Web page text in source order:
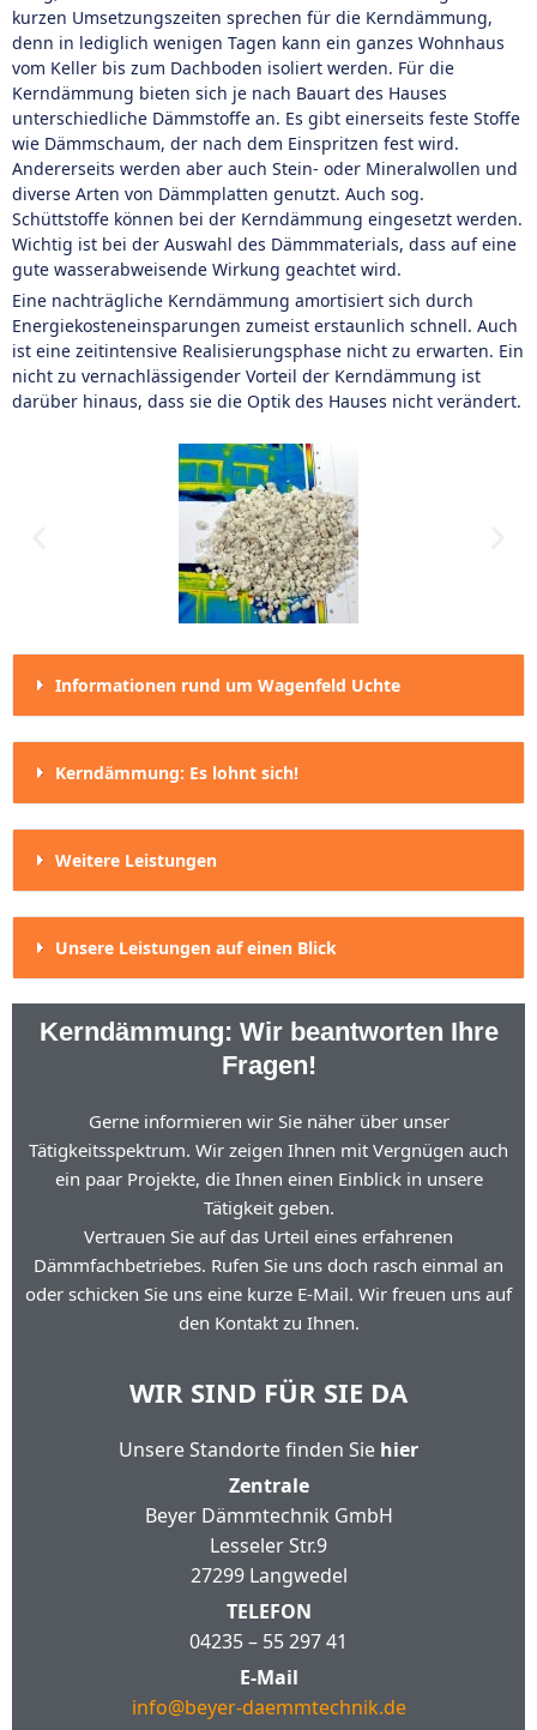
kurzen Umsetzungszeiten sprechen für die Kerndämmung,
denn in lediglich wenigen Tagen kann ein ganzes Wohnhaus
vom Keller bis zum Dachboden isoliert werden. Für die
Kerndämmung bieten sich je nach Bauart des Hauses
unterschiedliche Dämmstoffe an. Es gibt einerseits feste Stoffe
wie Dämmschaum, der nach dem Einspritzen fest wird.
Andererseits werden aber auch Stein- oder Mineralwollen und
diverse Arten von Dämmplatten genutzt. Auch sog.
Schüttstoffe können bei der Kerndämmung eingesetzt werden.
Wichtig ist bei der Auswahl des Dämmmaterials, dass auf eine
gute wasserabweisende Wirkung geachtet wird.
Eine nachträgliche Kerndämmung amortisiert sich durch
Energiekosteneinsparungen zumeist erstaunlich schnell. Auch
ist eine zeitintensive Realisierungsphase nicht zu erwarten. Ein
nicht zu vernachlässigender Vorteil der Kerndämmung ist
darüber hinaus, dass sie die Optik des Hauses nicht verändert.
Informationen rund um Wagenfeld Uchte
Kerndämmung: Es lohnt sich!
Weitere Leistungen
Unsere Leistungen auf einen Blick
Kerndämmung: Wir beantworten Ihre
Fragen!
Gerne informieren wir Sie näher über unser
Tätigkeitsspektrum. Wir zeigen Ihnen mit Vergnügen auch
ein paar Projekte, die Ihnen einen Einblick in unsere
Tätigkeit geben.
Vertrauen Sie auf das Urteil eines erfahrenen
Dämmfachbetriebes. Rufen Sie uns doch rasch einmal an
oder schicken Sie uns eine kurze E-Mail. Wir freuen uns auf
den Kontakt zu Ihnen.
WIR SIND FÜR SIE DA
Unsere Standorte finden Sie hier
Zentrale
Beyer Dämmtechnik GmbH
Lesseler Str.9
27299 Langwedel
TELEFON
04235 – 55 297 41
E-Mail
info@beyer-daemmtechnik.de